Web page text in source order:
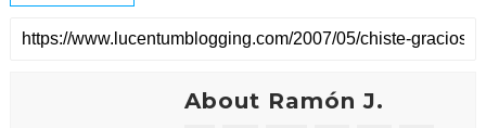
About Ramón J.